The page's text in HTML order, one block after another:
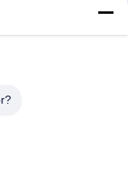
für Märkte
For Scrapbooking